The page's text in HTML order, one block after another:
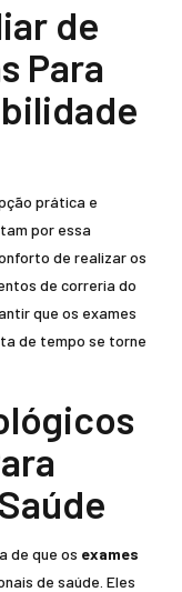
de
Para
prática e
por essa
de realizar os
de correria do
que os exames
de tempo se torne
de que os exames
de saúde. Eles